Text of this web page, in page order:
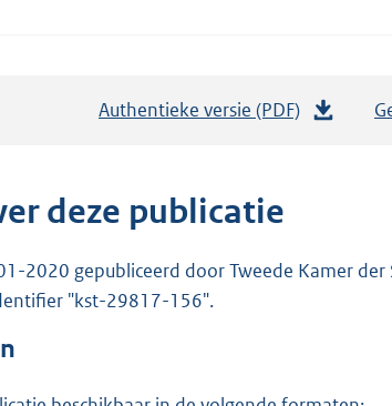
Authentieke versie (PDF)
n
deze publicatie
2020 gepubliceerd door Tweede Kamer
"kst-29817-156".